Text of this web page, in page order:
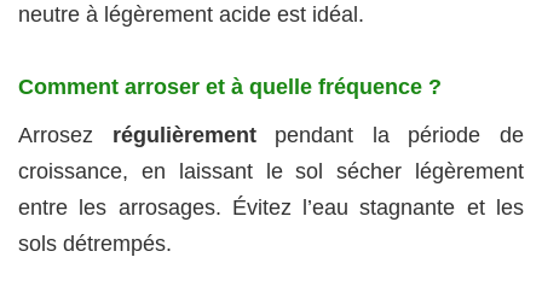
neutre à légèrement acide est idéal.
Comment arroser et à quelle fréquence ?
Arrosez régulièrementpendant la période de
croissance, en laissant le sol sécher légèrement
entre les arrosages. Évitez l’eau stagnante et les
sols détrempés.